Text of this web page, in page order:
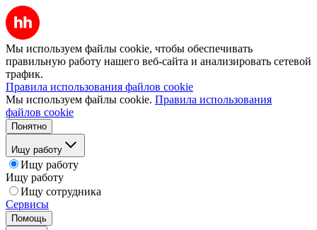
Мы используем файлы cookie, чтобы обеспечивать
правильную работу нашего веб-сайта и анализировать сетевой
трафик.
Правила использования файлов cookie
Мы используем файлы cookie. Правила использования
файлов cookie
Понятно
Ищу работу
Ищу работу
Ищу работу
Ищу сотрудника
Сервисы
Помощь